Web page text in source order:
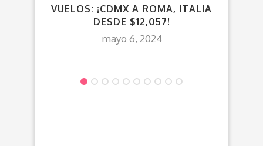
VUELOS: ¡CDMX A ROMA, ITALIA
DESDE $12,057!
mayo 6, 2024